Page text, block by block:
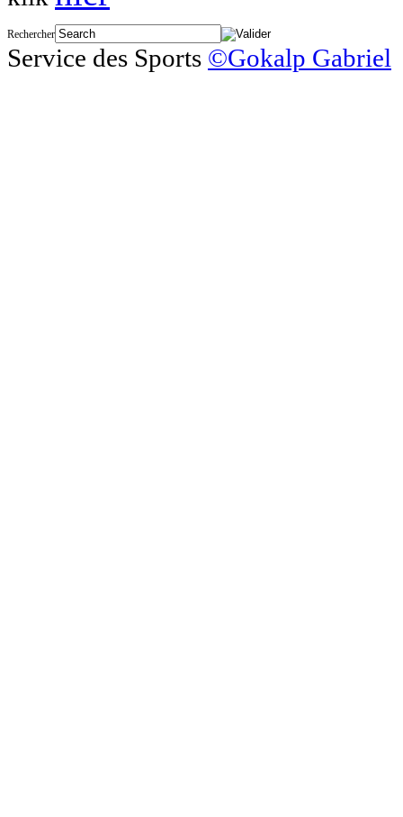
Rechercher
Service des Sports ©Gokalp Gabriel